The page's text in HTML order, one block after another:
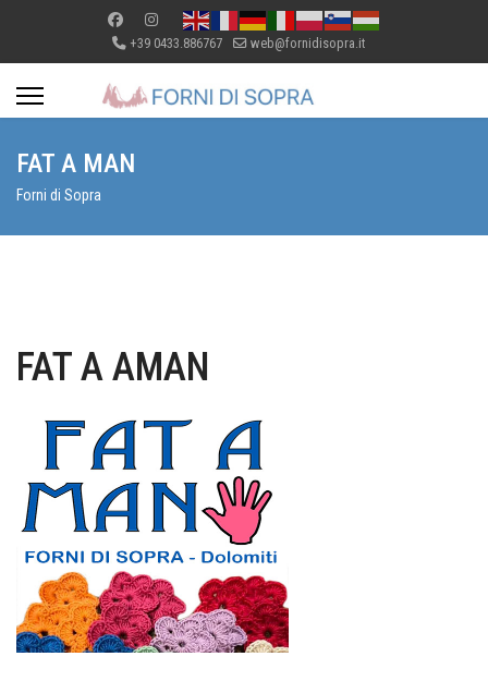
+39 0433.886767 web@fornidisopra.it
FAT A MAN
Forni di Sopra
FAT A AMAN